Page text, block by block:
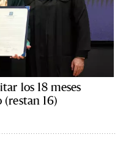
los 18 meses
16)